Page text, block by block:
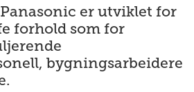
er utviklet for
forhold som for
bygningsarbeidere